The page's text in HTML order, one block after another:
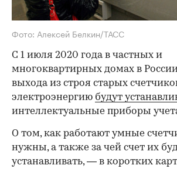
Фото: Алексей Белкин/ТАСС
С 1 июля 2020 года в частных и
многоквартирных домах в
выхода из строя старых
электроэнергию будут
интеллектуальные приборы
О том, как работают умные
нужны, а также за чей счет их
устанавливать, — в коротких